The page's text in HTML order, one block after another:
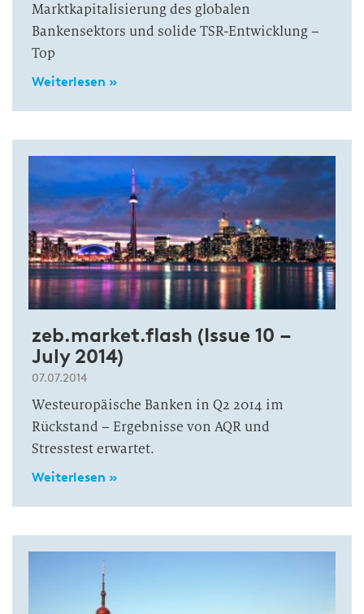
Marktkapitalisierung des globalen
Bankensektors und solide TSR-Entwicklung –
Top
Weiterlesen »
zeb.market.flash (Issue 10 –
July 2014)
07.07.2014
Westeuropäische Banken in Q2 2014 im
Rückstand – Ergebnisse von AQR und
Stresstest erwartet.
Weiterlesen »